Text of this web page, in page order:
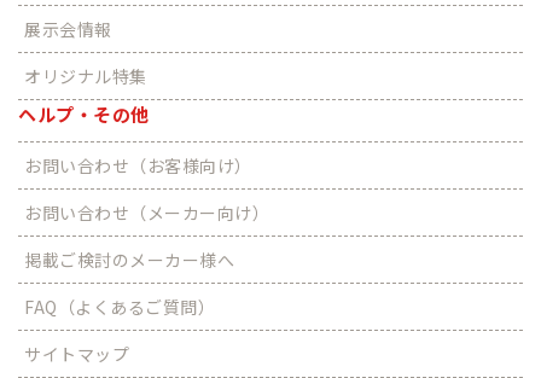
展示会情報
オリジナル特集
ヘルプ・その他
お問い合わせ（お客様向け）
お問い合わせ（メーカー向け）
掲載ご検討のメーカー様へ
FAQ（よくあるご質問）
サイトマップ